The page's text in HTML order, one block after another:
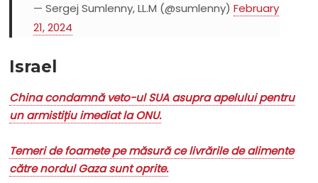
— Sergej Sumlenny, LL.M (@sumlenny)February
21, 2024
Israel
China condamnă veto-ul SUA asupra apelului pentru
un armistițiu imediat la ONU.
Temeri de foamete pe măsură ce livrările de alimente
către nordul Gaza sunt oprite.